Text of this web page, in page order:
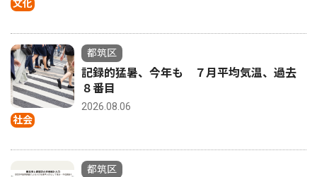
文化
社会
都筑区
記録的猛暑、今年も ７月平均気温、過去
８番目
2026.08.06
都筑区